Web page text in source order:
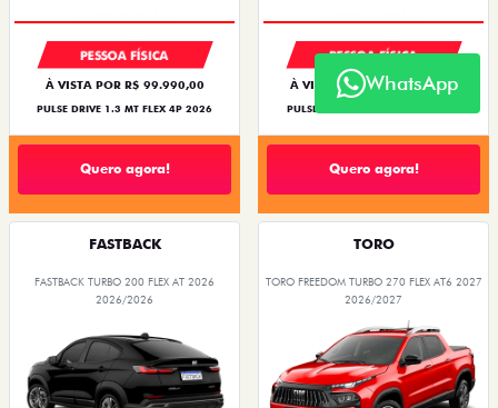
PESSOA FÍSICA
À VISTA POR R$ 99.990,00
PULSE DRIVE 1.3 MT FLEX 4P 2026
Quero agora!
PESSOA FÍSICA
À VISTA POR R$ 109.990,00
PULSE DRIVE 1.3 AT FLEX 4P 2026
Quero agora!
FASTBACK
FASTBACK TURBO 200 FLEX AT 2026
2026/2026
TORO
TORO FREEDOM TURBO 270 FLEX AT6 2027
2026/2027
WhatsApp